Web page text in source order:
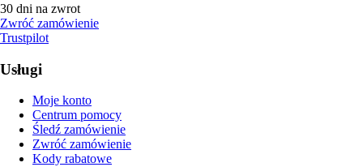
30 dni na zwrot
Zwróć zamówienie
Trustpilot
Usługi
Moje konto
Centrum pomocy
Śledź zamówienie
Zwróć zamówienie
Kody rabatowe